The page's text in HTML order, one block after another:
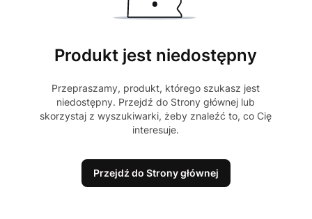
Produkt jest niedostępny
Przepraszamy, produkt, którego szukasz jest
niedostępny. Przejdź do Strony głównej lub
skorzystaj z wyszukiwarki, żeby znaleźć to, co Cię
interesuje.
Przejdź do Strony głównej